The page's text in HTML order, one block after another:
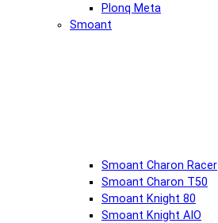
Plonq Meta
Smoant
Smoant Charon Racer
Smoant Charon T50
Smoant Knight 80
Smoant Knight AIO